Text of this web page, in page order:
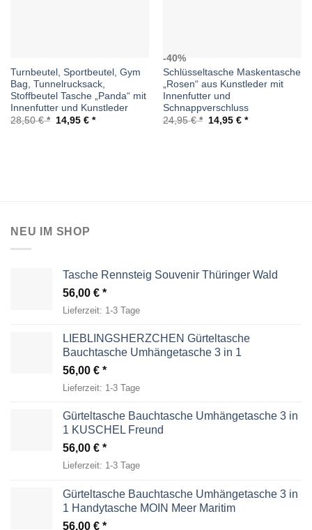
Turnbeutel, Sportbeutel, Gym
Bag, Tunnelrucksack,
Stoffbeutel Tasche „Panda“ mit
Innenfutter und Kunstleder
28,50€
Ursprünglicher
14,95 € Aktueller
-40%
Schlüsseltasche Maskentasche
„Rosen“ aus Kunstleder mit
Innenfutter und
Schnappverschluss
24,95€
Ursprünglicher
14,95 € Aktueller
NEU IM SHOP
Tasche Rennsteig Souvenir Thüringer Wald
56,00 €
Lieferzeit: 1-3 Tage
LIEBLINGSHERZCHEN Gürteltasche
Bauchtasche Umhängetasche 3 in 1
56,00 €
Lieferzeit: 1-3 Tage
Gürteltasche Bauchtasche Umhängetasche 3 in
1 KUSCHEL Freund
56,00 €
Lieferzeit: 1-3 Tage
Gürteltasche Bauchtasche Umhängetasche 3 in
1 Handytasche MOIN Meer Maritim
56,00 €